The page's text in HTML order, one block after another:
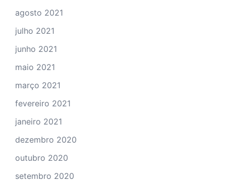
agosto 2021
julho 2021
junho 2021
maio 2021
março 2021
fevereiro 2021
janeiro 2021
dezembro 2020
outubro 2020
setembro 2020